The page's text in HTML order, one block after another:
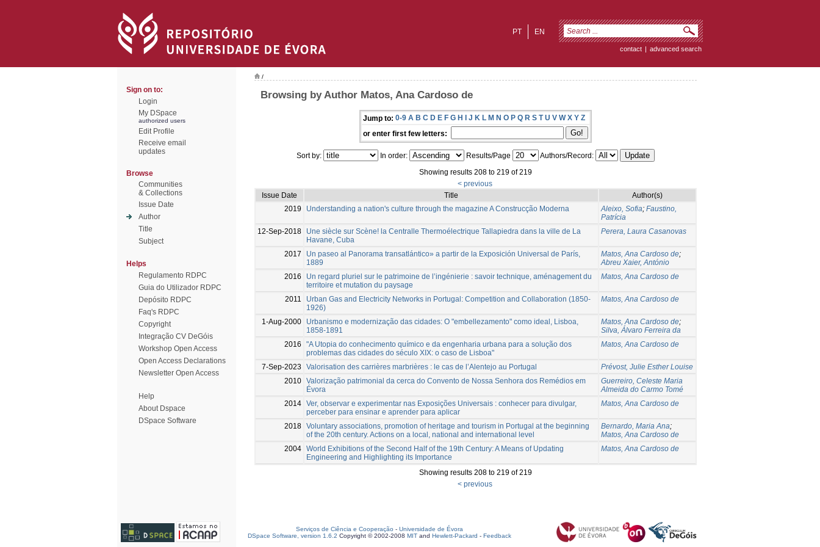
EN
PT
contact | advanced search
Sign on to:
Login
My DSpace
authorized users
Edit Profile
Receive email
updates
Browse
Communities
& Collections
Issue Date
Author
Title
Subject
Helps
Regulamento RDPC
Guia do Utilizador RDPC
Depósito RDPC
Faq's RDPC
Copyright
Integração CV DeGóis
Workshop Open Access
Open Access Declarations
Newsletter Open Access
Help
About Dspace
DSpace Software
/
Browsing by Author Matos, Ana Cardoso de
Jump to: 0-9 A B C D E F G H I J K L M N O P Q R S T U V W X Y Z
or enter first few letters:
Sort by: In order: Results/Page
Authors/Record:
Showing results 208 to 219 of 219
< previous
Issue Date
Title
Author(s)
2019
Understanding a nation's culture through the magazine A Construcção Moderna Aleixo, Sofia; Faustino,
Patrícia
12-Sep-2018
Une siècle sur Scène! la Centralle Thermoélectrique Tallapiedra dans la ville de La
Havane, Cuba
Perera, Laura Casanovas
2017
Un paseo al Panorama transatlántico» a partir de la Exposición Universal de París,
1889
Matos, Ana Cardoso de;
Abreu Xaier, António
2016
Un regard pluriel sur le patrimoine de l’ingénierie : savoir technique, aménagement du
territoire et mutation du paysage
Matos, Ana Cardoso de
2011
Urban Gas and Electricity Networks in Portugal: Competition and Collaboration (1850-
1926)
Matos, Ana Cardoso de
1-Aug-2000
Urbanismo e modernização das cidades: O "embellezamento" como ideal, Lisboa,
1858-1891
Matos, Ana Cardoso de;
Silva, Álvaro Ferreira da
2016
"A Utopia do conhecimento químico e da engenharia urbana para a solução dos
problemas das cidades do século XIX: o caso de Lisboa"
Matos, Ana Cardoso de
7-Sep-2023 Valorisation des carrières marbrières : le cas de l’Alentejo au Portugal
Prévost, Julie Esther Louise
2010 Valorização patrimonial da cerca do Convento de Nossa Senhora dos Remédios em
Évora
Guerreiro, Celeste Maria
Almeida do Carmo Tomé
2014 Ver, observar e experimentar nas Exposições Universais : conhecer para divulgar,
perceber para ensinar e aprender para aplicar
Matos, Ana Cardoso de
2018 Voluntary associations, promotion of heritage and tourism in Portugal at the beginning
of the 20th century. Actions on a local, national and international level
Bernardo, Maria Ana;
Matos, Ana Cardoso de
2004 World Exhibitions of the Second Half of the 19th Century: A Means of Updating
Engineering and Highlighting its Importance
Matos, Ana Cardoso de
Showing results 208 to 219 of 219
< previous
Serviços de Ciência e Cooperação - Universidade de Évora
DSpace Software, version 1.6.2 Copyright © 2002-2008 MIT and Hewlett-Packard - Feedback